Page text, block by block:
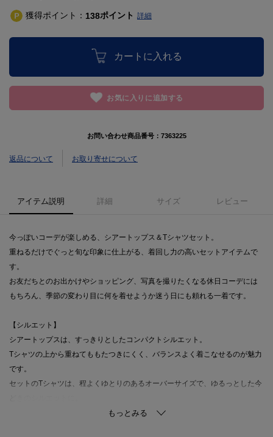
獲得ポイント： 138ポイント 詳細
カートに入れる
お気に入りに追加する
お問い合わせ商品番号： 7363225
返品について お取り寄せについて
アイテム説明 詳細 サイズ レビュー
今っぽいコーデが楽しめる、シアートップス＆Tシャツセット。
重ねるだけでぐっと旬な印象に仕上がる、着回し力の高いセットアイテムで
す。
お友だちとのお出かけやショッピング、写真を撮りたくなる休日コーデには
もちろん、季節の変わり目に何を着せようか迷う日にも頼れる一着です。
【シルエット】
シアートップスは、すっきりとしたコンパクトシルエット。
Tシャツの上から重ねてももたつきにくく、バランスよく着こなせるのが魅力
です。
セットのTシャツは、程よくゆとりのあるオーバーサイズで、ゆるっとした今
コンパクトなシアートップスとのレイヤードで、メリハリのある旬なスタイ